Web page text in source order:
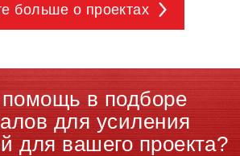
больше о проектах
в подборе
для усиления
для вашего проекта?